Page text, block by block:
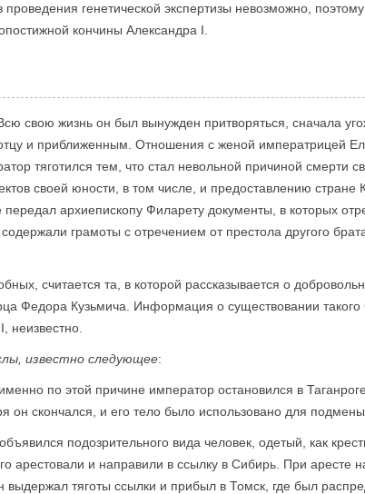
генетической экспертизы невозможно,
кончины Александра I.
свою жизнь он был вынужден притворяться, сначала
и приближенным. Отношения с женой императрицей
тяготился тем, что стал невольной причиной смерти
своей юности, в том числе, и предоставлению стране
архиепископу Филарету документы, в которых
грамоты с отречением от престола другого
считается та, в которой рассказывается о
Федора Кузьмича. Информация о существовании такого
неизвестно.
известно следующее:
по этой причине император остановился в
скончался, и его тело было использовано для подмены.
подозрительного вида человек, одетый, как
арестовали и направили в ссылку в Сибирь. При аресте
тяготы ссылки и прибыл в Томск, где был